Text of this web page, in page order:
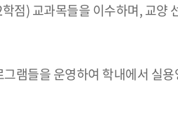
점) 교과목들을 이수하며, 교
램들을 운영하여 학내에서 실